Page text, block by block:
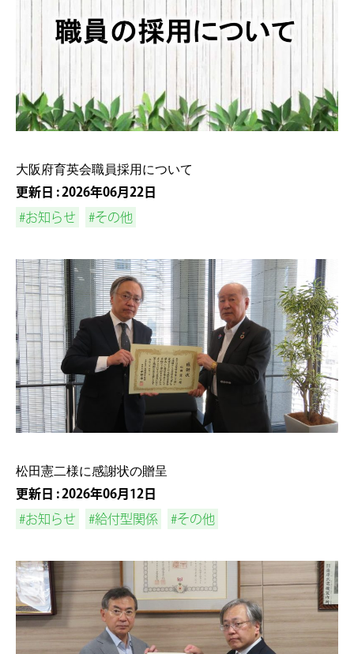
大阪府育英会職員採用について
更新日 : 2026年06月22日
#お知らせ
#その他
松田憲二様に感謝状の贈呈
更新日 : 2026年06月12日
#お知らせ
#給付型関係 #その他